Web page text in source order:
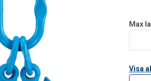
Max
Visa